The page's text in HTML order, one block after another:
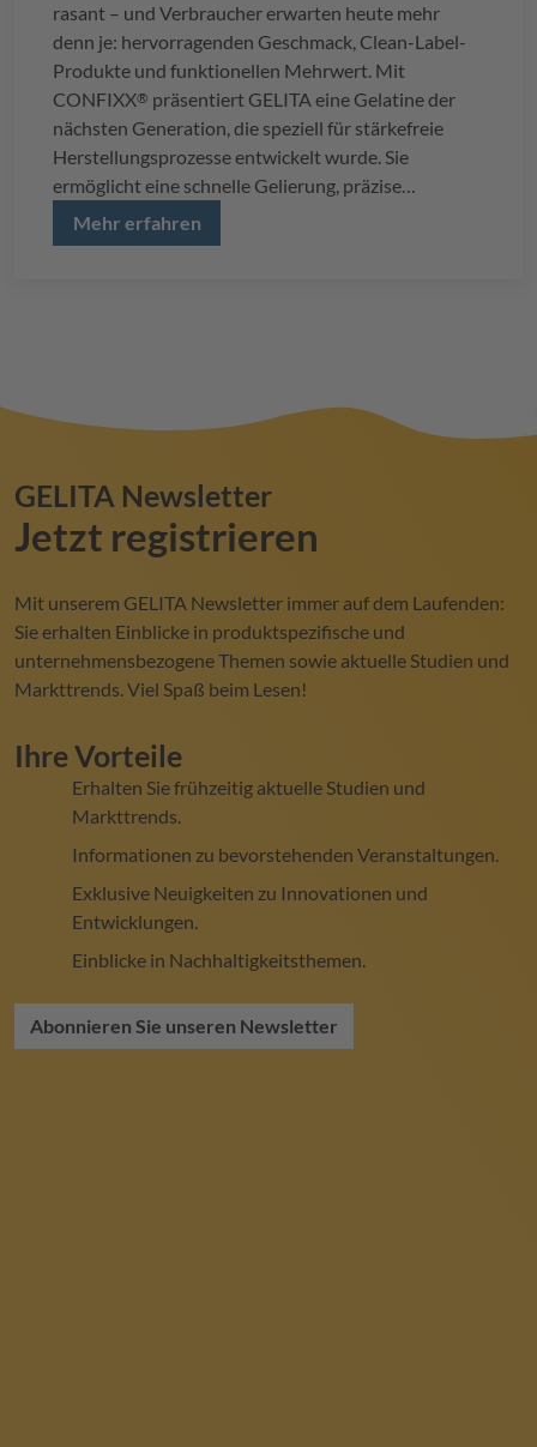
rasant – und Verbraucher erwarten heute mehr
denn je: hervorragenden Geschmack, Clean-Label-
Produkte und funktionellen Mehrwert. Mit
CONFIXX® präsentiert GELITA eine Gelatine der
nächsten Generation, die speziell für stärkefreie
Herstellungsprozesse entwickelt wurde. Sie
ermöglicht eine schnelle Gelierung, präzise
Dosierung und ein überzeugendes Genusserlebnis –
selbst bei hitzeempfindlichen Wirkstoffen.
Entwicklung innovativer Produkte in einem
Mehr erfahren
GELITA Newsletter
Jetzt registrieren
Mit unserem GELITA Newsletter immer auf dem Laufenden:
Sie erhalten Einblicke in produktspezifische und
unternehmensbezogene Themen sowie aktuelle Studien und
Markttrends. Viel Spaß beim Lesen!
Ihre Vorteile
Erhalten Sie frühzeitig aktuelle Studien und
Markttrends.
Informationen zu bevorstehenden Veranstaltungen.
Exklusive Neuigkeiten zu Innovationen und
Entwicklungen.
Einblicke in Nachhaltigkeitsthemen.
Abonnieren Sie unseren Newsletter